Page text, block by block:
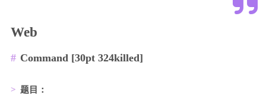
Web
Command [30pt 324killed]
题目：